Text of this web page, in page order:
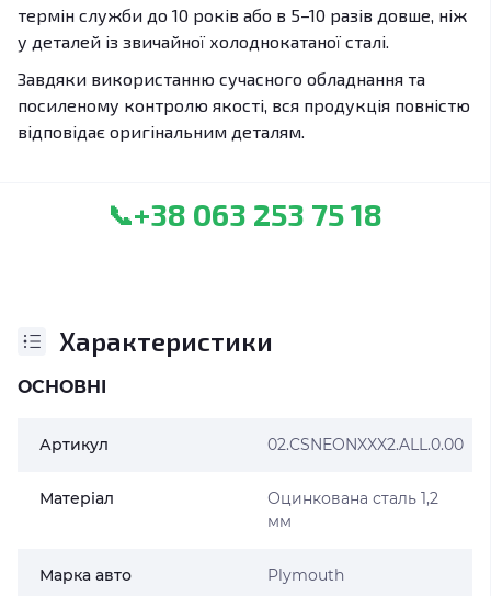
термін служби до 10 років або в 5–10 разів довше, ніж
у деталей із звичайної холоднокатаної сталі.
Завдяки використанню сучасного обладнання та
посиленому контролю якості, вся продукція повністю
відповідає оригінальним деталям.
📞+38 063 253 75 18
Характеристики
ОСНОВНІ
Артикул 02.CSNEONXXX2.ALL.0.00
Матеріал
Оцинкована сталь 1,2
мм
Марка авто Plymouth